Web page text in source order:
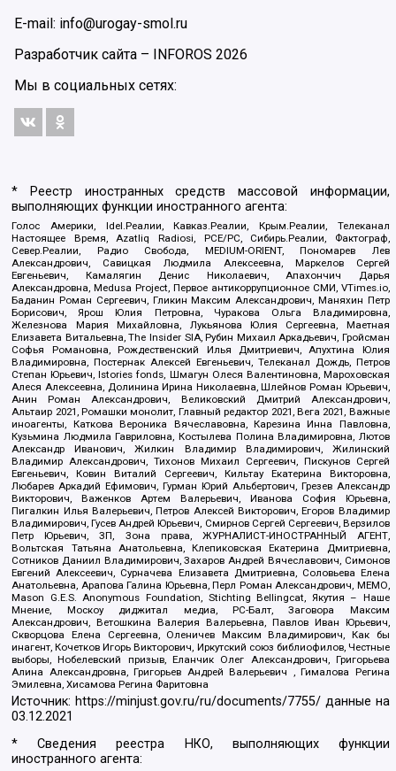
E-mail: info@urogay-smol.ru
Разработчик сайта –
INFOROS 2026
Мы в социальных сетях:
* Реестр иностранных средств массовой информации,
выполняющих функции иностранного агента:
Голос Америки, Idel.Реалии, Кавказ.Реалии, Крым.Реалии, Телеканал
Настоящее Время, Azatliq Radiosi, PCE/PC, Сибирь.Реалии, Фактограф,
Север.Реалии, Радио Свобода, MEDIUM-ORIENT, Пономарев Лев
Александрович, Савицкая Людмила Алексеевна, Маркелов Сергей
Евгеньевич, Камалягин Денис Николаевич, Апахончич Дарья
Александровна, Medusa Project, Первое антикоррупционное СМИ, VTimes.io,
Баданин Роман Сергеевич, Гликин Максим Александрович, Маняхин Петр
Борисович, Ярош Юлия Петровна, Чуракова Ольга Владимировна,
Железнова Мария Михайловна, Лукьянова Юлия Сергеевна, Маетная
Елизавета Витальевна, The Insider SIA, Рубин Михаил Аркадьевич, Гройсман
Софья Романовна, Рождественский Илья Дмитриевич, Апухтина Юлия
Владимировна, Постернак Алексей Евгеньевич, Телеканал Дождь, Петров
Степан Юрьевич, Istories fonds, Шмагун Олеся Валентиновна, Мароховская
Алеся Алексеевна, Долинина Ирина Николаевна, Шлейнов Роман Юрьевич,
Анин Роман Александрович, Великовский Дмитрий Александрович,
Альтаир 2021, Ромашки монолит, Главный редактор 2021, Вега 2021, Важные
иноагенты, Каткова Вероника Вячеславовна, Карезина Инна Павловна,
Кузьмина Людмила Гавриловна, Костылева Полина Владимировна, Лютов
Александр Иванович, Жилкин Владимир Владимирович, Жилинский
Владимир Александрович, Тихонов Михаил Сергеевич, Пискунов Сергей
Евгеньевич, Ковин Виталий Сергеевич, Кильтау Екатерина Викторовна,
Любарев Аркадий Ефимович, Гурман Юрий Альбертович, Грезев Александр
Викторович, Важенков Артем Валерьевич, Иванова София Юрьевна,
Пигалкин Илья Валерьевич, Петров Алексей Викторович, Егоров Владимир
Владимирович, Гусев Андрей Юрьевич, Смирнов Сергей Сергеевич, Верзилов
Петр Юрьевич, ЗП, Зона права, ЖУРНАЛИСТ-ИНОСТРАННЫЙ АГЕНТ,
Вольтская Татьяна Анатольевна, Клепиковская Екатерина Дмитриевна,
Сотников Даниил Владимирович, Захаров Андрей Вячеславович, Симонов
Евгений Алексеевич, Сурначева Елизавета Дмитриевна, Соловьева Елена
Анатольевна, Арапова Галина Юрьевна, Перл Роман Александрович, МЕМО,
Mason G.E.S. Anonymous Foundation, Stichting Bellingcat, Якутия – Наше
Мнение, Москоу диджитал медиа, РС-Балт, Заговора Максим
Александрович, Ветошкина Валерия Валерьевна, Павлов Иван Юрьевич,
Скворцова Елена Сергеевна, Оленичев Максим Владимирович, Как бы
инагент, Кочетков Игорь Викторович, Иркутский союз библиофилов, Честные
выборы, Нобелевский призыв, Еланчик Олег Александрович, Григорьева
Алина Александровна, Григорьев Андрей Валерьевич , Гималова Регина
Эмилевна, Хисамова Регина Фаритовна
Источник: https://minjust.gov.ru/ru/documents/7755/ данные на
03.12.2021
* Сведения реестра НКО, выполняющих функции
иностранного агента: